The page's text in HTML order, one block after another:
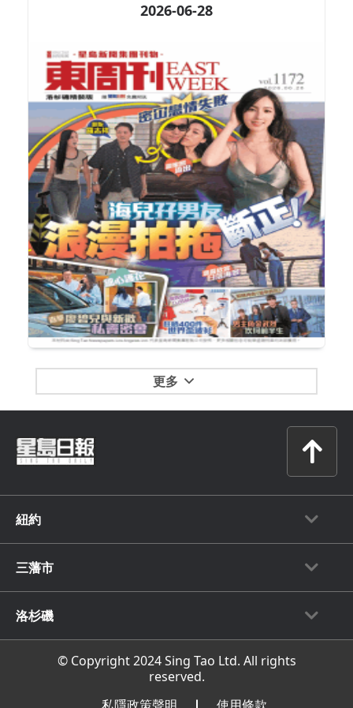
2026-06-28
更多
紐約
三藩市
洛杉磯
© Copyright 2024 Sing Tao Ltd. All rights
reserved.